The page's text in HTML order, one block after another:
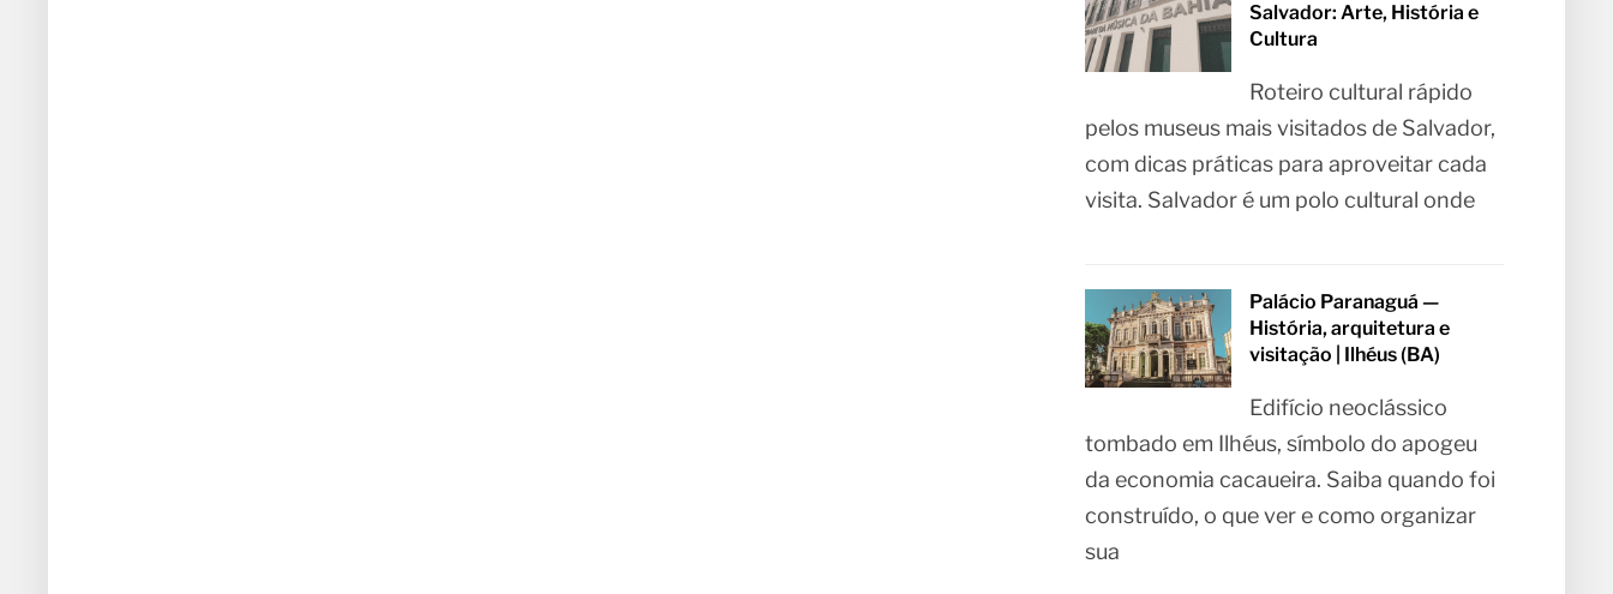
Salvador: Arte, História e
Cultura
Roteiro cultural rápido
pelos museus mais visitados de Salvador,
com dicas práticas para aproveitar cada
visita. Salvador é um polo cultural onde
Palácio Paranaguá —
História, arquitetura e
visitação | Ilhéus (BA)
Edifício neoclássico
tombado em Ilhéus, símbolo do apogeu
da economia cacaueira. Saiba quando foi
construído, o que ver e como organizar
sua